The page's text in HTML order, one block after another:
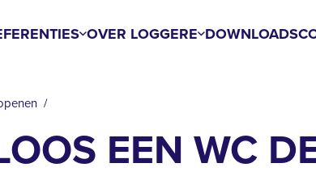
OVER LOGGERE DOWNLOADS
EEN WC